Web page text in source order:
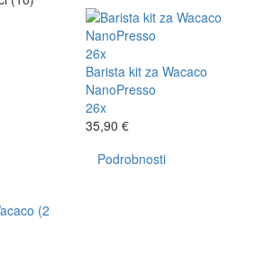
(2
26x
Barista kit za Wacaco
NanoPresso
26x
35,90 €
Podrobnosti